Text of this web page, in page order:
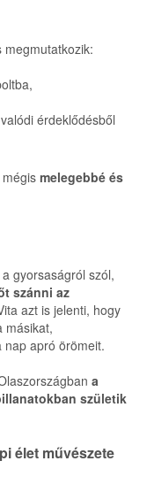
megmutatkozik:
érdeklődésből
melegebbé és
gyorsaságról szól,
szánni az
azt is jelenti, hogy
másikat,
nap apró örömeit.
a
születik
élet művészete